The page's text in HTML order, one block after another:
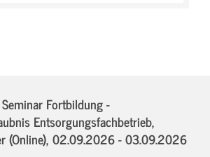
Fortbildung -
Entsorgungsfachbetrieb,
(Online), 02.09.2026 - 03.09.2026